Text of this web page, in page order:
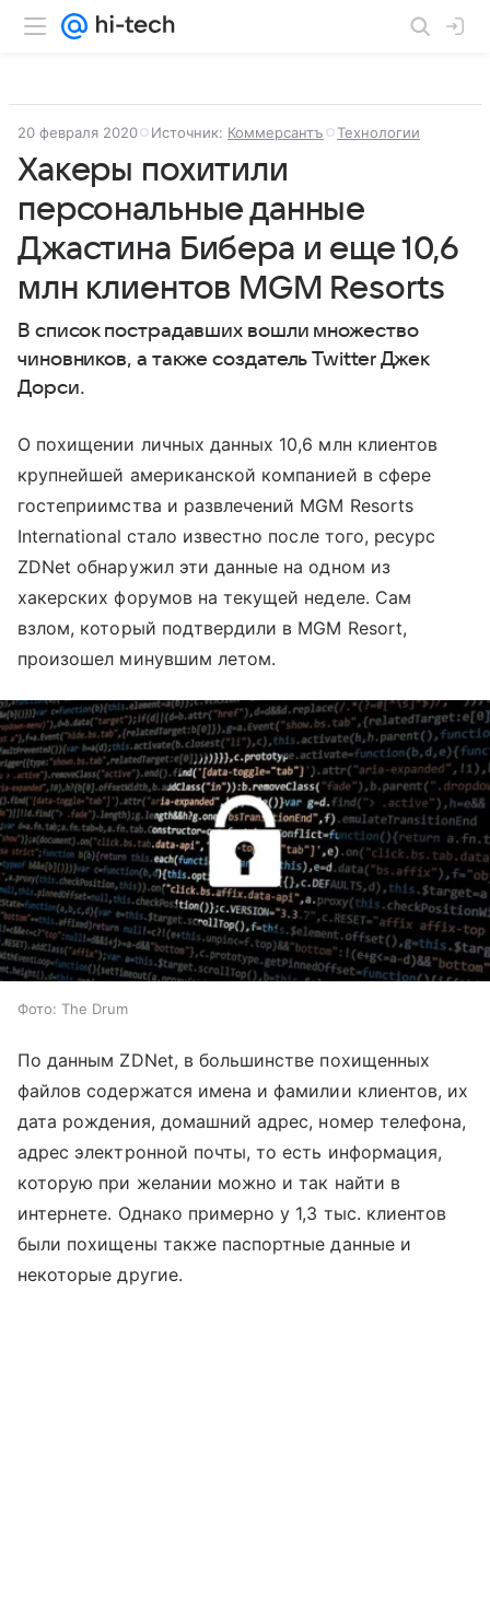
20 февраля 2020 Источник: Коммерсантъ Технологии
Хакеры похитили
персональные данные
Джастина Бибера и еще 10,6
млн клиентов MGM Resorts
В список пострадавших вошли множество
чиновников, а также создатель Twitter Джек
Дорси.
О похищении личных данных 10,6 млн клиентов
крупнейшей американской компанией в сфере
гостеприимства и развлечений MGM Resorts
International стало известно после того, ресурс
ZDNet обнаружил эти данные на одном из
хакерских форумов на текущей неделе. Сам
взлом, который подтвердили в MGM Resort,
произошел минувшим летом.
Фото: The Drum
По данным ZDNet, в большинстве похищенных
файлов содержатся имена и фамилии клиентов, их
дата рождения, домашний адрес, номер телефона,
адрес электронной почты, то есть информация,
которую при желании можно и так найти в
интернете. Однако примерно у 1,3 тыс. клиентов
были похищены также паспортные данные и
некоторые другие.